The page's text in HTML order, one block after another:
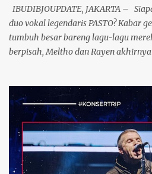
IBUDIBJOUPDATE, JAKARTA –
duo vokal legendaris PASTO? Kabar
tumbuh besar bareng lagu-lagu
berpisah, Meltho dan Rayen
tahun perjalanan musik PASTO.
mereka yang dulu nemenin masa
menggema dengan aransemen yang
tanggalnya: 5 November 2025, lokasi:
buat sing a long bareng, karena ini
perjalanan waktu yang bawa kamu